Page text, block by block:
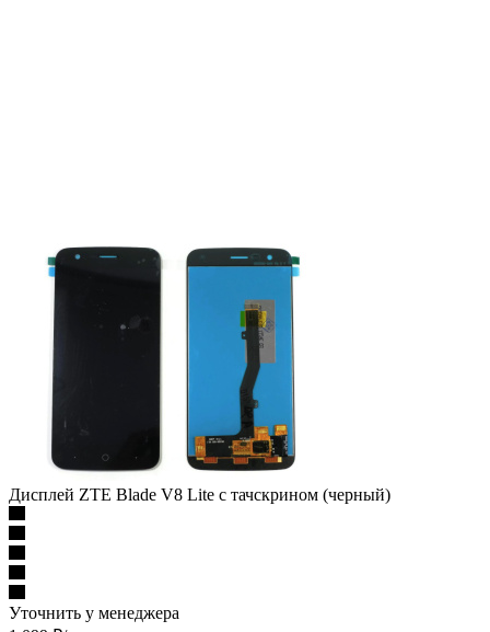
Дисплей ZTE Blade V8 Lite с тачскрином (черный)
Уточнить у менеджера
1 099₽/шт